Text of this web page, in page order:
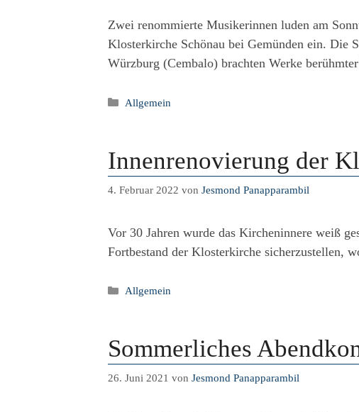
Zwei renommierte Musikerinnen luden am
Klosterkirche Schönau bei Gemünden ein. Die
Würzburg (Cembalo) brachten Werke
Kategorien
Allgemein
Innenrenovierung der
4. Februar 2022 von Jesmond Panapparambil
Vor 30 Jahren wurde das Kircheninnere weiß
Fortbestand der Klosterkirche sicherzustellen,
Kategorien
Allgemein
Sommerliches
26. Juni 2021 von Jesmond Panapparambil